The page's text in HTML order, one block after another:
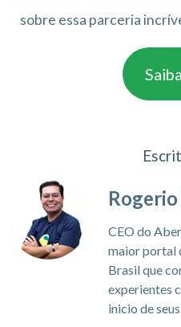
sobre essa parceria
CEO do
maior portal
Brasil que
experientes
inicio de